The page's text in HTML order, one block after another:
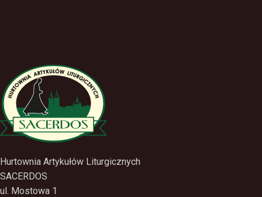
Hurtownia Artykułów Liturgicznych
SACERDOS
ul. Mostowa 1